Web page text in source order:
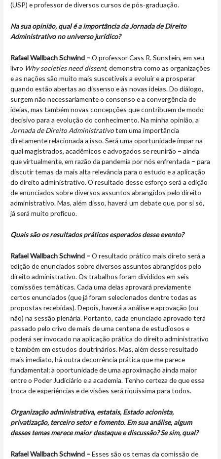
(USP) e professor de diversos cursos de pós-graduação.
Na sua opinião, qual é a importância da Jornada de Direito
Administrativo no universo jurídico?
Rafael Wallbach Schwind –O professor Cass R. Sunstein, em seu
livro Why societies need dissent, demonstra como as organizações
e as nações são muito mais suscetíveis a evoluir e a prosperar
quando estão abertas ao dissenso e às novas ideias. Do diálogo,
surgem não necessariamente o consenso e a convergência de
ideias, mas também novas concepções que contribuem de modo
decisivo para a evolução do conhecimento. Na minha opinião, a
Jornada de Direito Administrativotem uma importância
diretamente relacionada a isso. Será uma oportunidade ímpar na
qual magistrados, acadêmicos e advogados se reunirão – ainda
que virtualmente, em razão da pandemia por nós enfrentada – para
discutir temas da mais alta relevância para o estudo e a aplicação
do direito administrativo. O resultado desse esforço será a edição
de enunciados sobre diversos assuntos abrangidos pelo direito
administrativo. Mas, além disso, haverá um debate que, por si só,
já será muito profícuo.
Quais são os resultados práticos esperados desse evento?
Rafael Wallbach Schwind –O resultado prático mais direto será a
edição de enunciados sobre diversos assuntos abrangidos pelo
direito administrativo. Os trabalhos foram divididos em seis
comissões temáticas. Cada uma delas aprovará previamente
certos enunciados (que já foram selecionados dentre todas as
propostas recebidas). Depois, haverá a análise e aprovação (ou
não) na sessão plenária. Portanto, cada enunciado aprovado terá
passado pelo crivo de mais de uma centena de estudiosos e
poderá ser invocado na aplicação prática do direito administrativo
e também em estudos doutrinários. Mas, além desse resultado
mais imediato, há outra decorrência prática que me parece
fundamental: a oportunidade de uma aproximação ainda maior
entre o Poder Judiciário e a academia. Tenho certeza de que essa
troca de experiências e de visões será riquíssima para todos.
Organização administrativa, estatais, Estado acionista,
privatização, terceiro setor e fomento. Em sua análise, algum
desses temas merece maior destaque e discussão? Se sim, qual?
Rafael Wallbach Schwind –Esses são os temas da comissão de